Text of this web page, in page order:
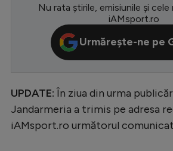
Premier League
LaLiga
Serie A
Ligue 1
Campionate
Nu rata știrile, emisiunile și cele
iAMsport.ro
Urmărește-ne pe
UPDATE: În ziua din urma
Jandarmeria a trimis pe adresa
iAMsport.ro următorul